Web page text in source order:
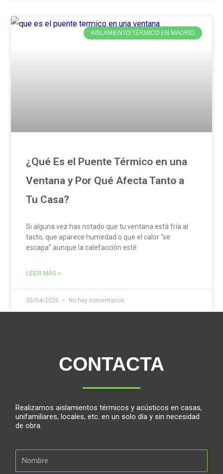
AISLAMIENTO TÉRMICO EN MADRID
¿Qué Es el Puente Térmico en una
Ventana y Por Qué Afecta Tanto a
Tu Casa?
Si alguna vez has notado que tu ventana está fría al
tacto, que aparece humedad o que el calor “se
escapa” aunque la calefacción esté
LEER MÁS »
30/04/2026 No hay comentarios
CONTACTA
Realizamos aislamientos térmicos y acústicos en casas,
unifamiliares, locales, etc. en un solo día y sin necesidad
de obra.